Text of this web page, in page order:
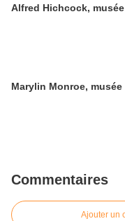
Alfred Hichcock,
Marylin Monroe, musée
Commentaires
Ajouter un